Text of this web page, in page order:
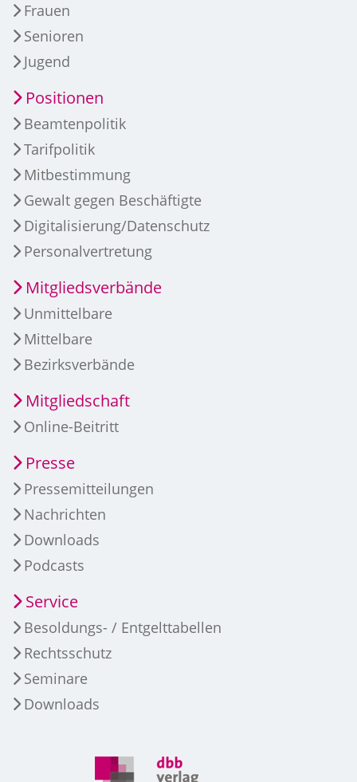
Frauen
Senioren
Jugend
Positionen
Beamtenpolitik
Tarifpolitik
Mitbestimmung
Gewalt gegen Beschäftigte
Digitalisierung/Datenschutz
Personalvertretung
Mitgliedsverbände
Unmittelbare
Mittelbare
Bezirksverbände
Mitgliedschaft
Online-Beitritt
Presse
Pressemitteilungen
Nachrichten
Downloads
Podcasts
Service
Besoldungs- / Entgelttabellen
Rechtsschutz
Seminare
Downloads